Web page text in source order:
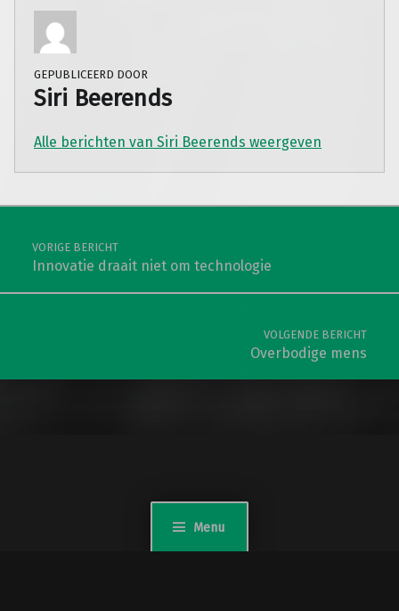
Menu
GEPUBLICEERD DOOR
Siri Beerends
Alle berichten van Siri Beerends weergeven
Teruggaan naar de hoofdnavigatie
Berichtnavigatie
VORIGE BERICHT
Innovatie draait niet om technologie
VOLGENDE BERICHT
Overbodige mens